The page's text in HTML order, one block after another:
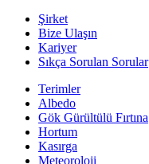
Şirket
Bize Ulaşın
Kariyer
Sıkça Sorulan Sorular
Terimler
Albedo
Gök Gürültülü Fırtına
Hortum
Kasırga
Meteoroloji